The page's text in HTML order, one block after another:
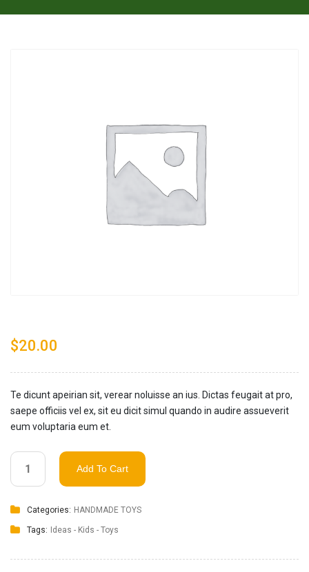
$20.00
Te dicunt apeirian sit, verear noluisse an ius. Dictas feugait at pro,
saepe officiis vel ex, sit eu dicit simul quando in audire assueverit
eum voluptaria eum et.
Add To Cart
Categories: HANDMADE TOYS
Tags: Ideas - Kids - Toys